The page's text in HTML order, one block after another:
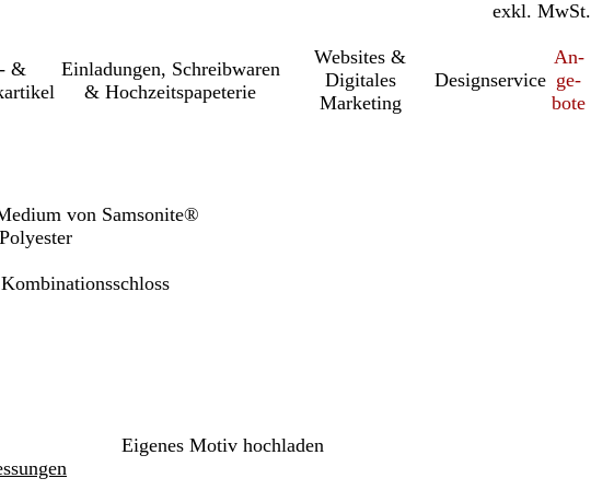
inkl. MwSt.
exkl. MwSt.
&
Einl­a­dung­en, Schreib­wa­ren
& Hochzeitspapeterie
Websites &
Digitales
Marketing
Designservice
An­­
ge­­
bo­­te
von Samsonite®
Eigenes Motiv hochladen